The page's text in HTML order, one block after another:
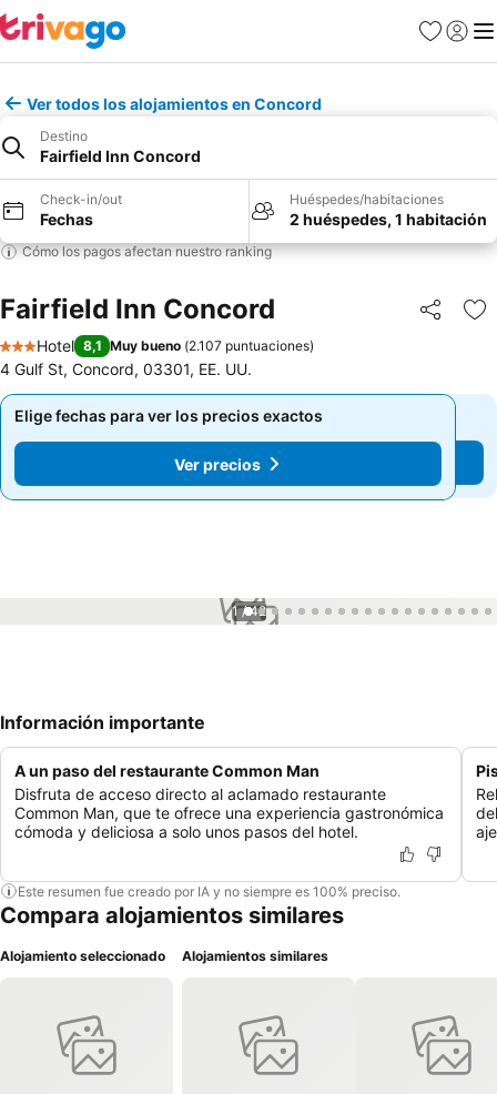
Favoritos
Iniciar
Ver todos los alojamientos en Concord
Destino
Fairfield Inn Concord
Check-in/out
Fechas
Huéspedes/habitaciones
2 huéspedes, 1 habitación
Cómo los pagos afectan nuestro ranking
Fairfield Inn Concord Compartir
3 Estrellas
Hotel 8,1 Muy bueno (2.107 puntuaciones)
4 Gulf St, Concord, 03301, EE. UU.
Elige fechas para ver los precios exactos
Ver precios
Elige fechas para ver los precios exactos
Ver precios
1 / 42
Información importante
A un paso del restaurante Common Man
Disfruta de acceso directo al aclamado restaurante
Common Man, que te ofrece una experiencia gastronómica
cómoda y deliciosa a solo unos pasos del hotel.
Este resumen fue creado por IA y no siempre es 100% preciso.
Compara alojamientos similares
Alojamiento seleccionado Alojamientos similares